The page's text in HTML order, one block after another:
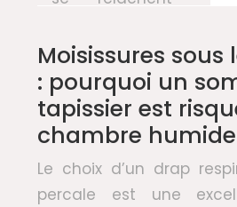
Moisissures
: pourquoi un
tapissier est
chambre
Le choix d’un drap
percale est une